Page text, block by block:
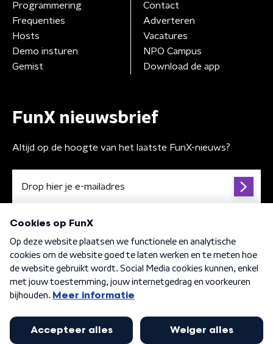
Programmering
Frequenties
Hosts
Demo insturen
Gemist
Contact
Adverteren
Vacatures
NPO Campus
Download de app
FunX nieuwsbrief
Altijd op de hoogte van het laatste FunX-nieuws?
Algemene voorwaarden Privacybeleid